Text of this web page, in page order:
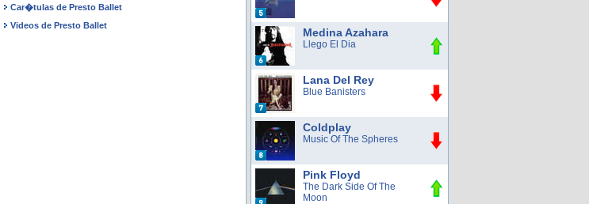
Car�tulas de Presto Ballet
Videos de Presto Ballet
Medina Azahara
Llego El Dia
Lana Del Rey
Blue Banisters
Coldplay
Music Of The Spheres
Pink Floyd
The Dark Side Of The
Moon